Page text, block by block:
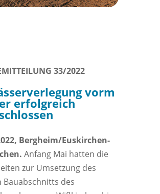
33/2022
vorm
erfolgreich
Bergheim/Euskirchen-
Anfang Mai hatten die
zur Umsetzung des
Bauabschnitts des